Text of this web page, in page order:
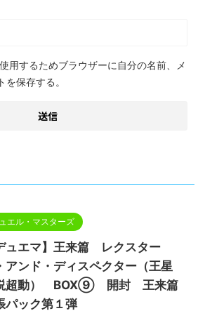
用するためブラウザーに自分の名前、メ
保存する。
エル・マスターズ
ュエマ】王来篇 レクスター
アンド・ディスペクター（王星
超動） BOX⑨ 開封 王来篇
パック第１弾